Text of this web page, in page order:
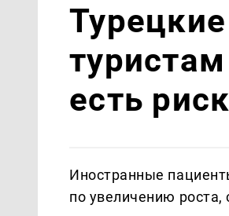
есть
Иностранные
по увеличению